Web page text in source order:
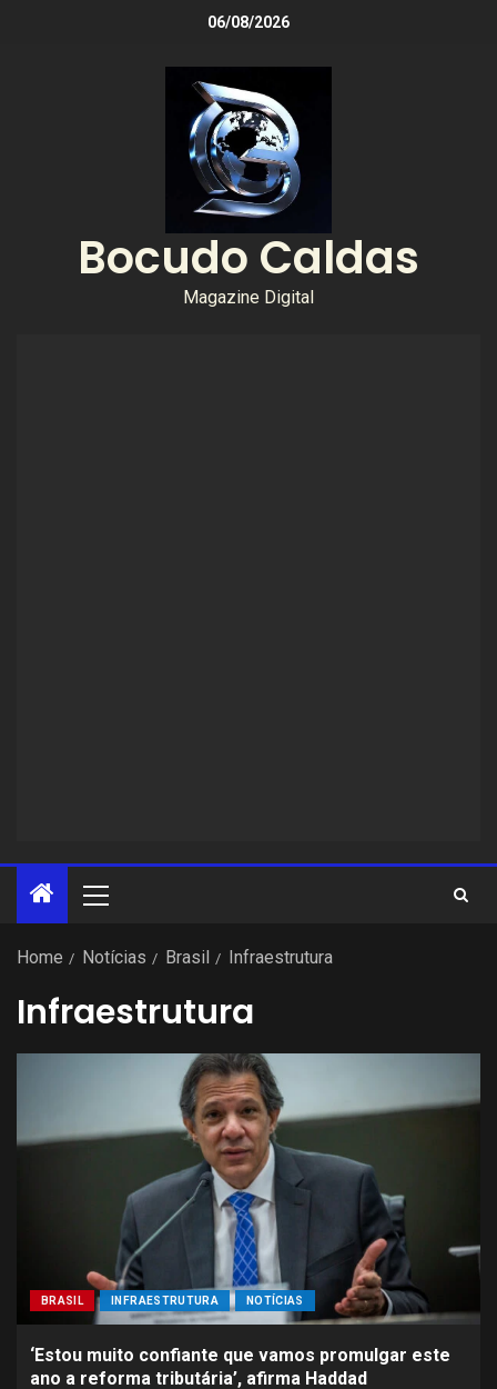
06/08/2026
Bocudo Caldas
Magazine Digital
Home Notícias Brasil Infraestrutura
Infraestrutura
BRASIL INFRAESTRUTURA NOTÍCIAS
‘Estou muito confiante que vamos promulgar este
ano a reforma tributária’, afirma Haddad